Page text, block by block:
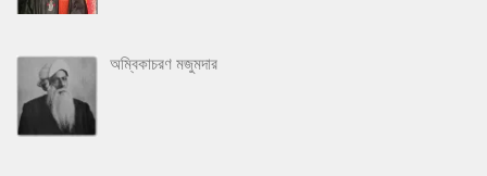
অম্বিকাচরণ মজুমদার